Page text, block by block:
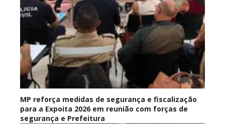
MP reforça medidas de segurança e fiscalização
para a Expoita 2026 em reunião com forças de
segurança e Prefeitura